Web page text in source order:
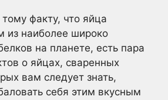
факту, что яйца
из наиболее широко
на планете, есть пара
о яйцах, сваренных
вам следует знать,
себя этим вкусным